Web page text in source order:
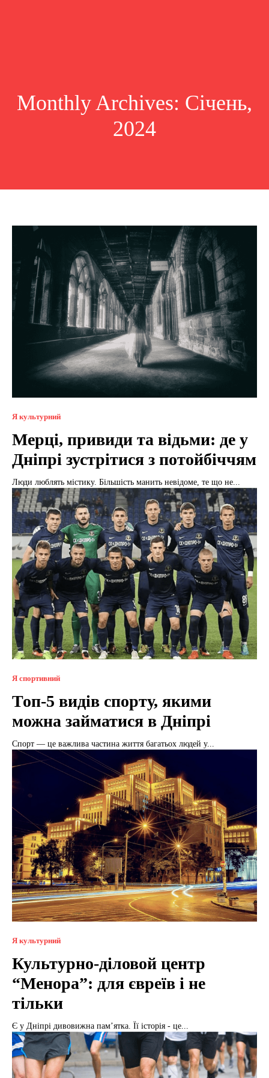
Monthly Archives: Січень,
2024
Я культурний
Мерці, привиди та відьми: де у
Дніпрі зустрітися з потойбіччям
Люди люблять містику. Більшість манить невідоме, те що не...
Я спортивний
Топ-5 видів спорту, якими
можна займатися в Дніпрі
Спорт — це важлива частина життя багатьох людей у...
Я культурний
Культурно-діловой центр
“Менора”: для євреїв і не
тільки
Є у Дніпрі дивовижна пам’ятка. Її історія - це...